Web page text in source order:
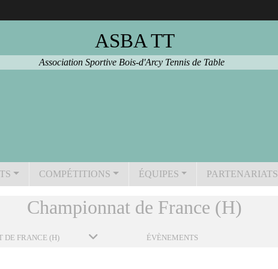
ASBA TT
Association Sportive Bois-d'Arcy Tennis de Table
COMPÉTITIONS ÉQUIPES PARTENARIATS
Championnat de France (H)
DE FRANCE (H) ÉVÈNEMENTS